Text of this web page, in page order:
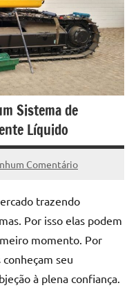
Sistema de
Líquido
Comentário
trazendo
Por isso elas podem
momento. Por
seu
à plena confiança.